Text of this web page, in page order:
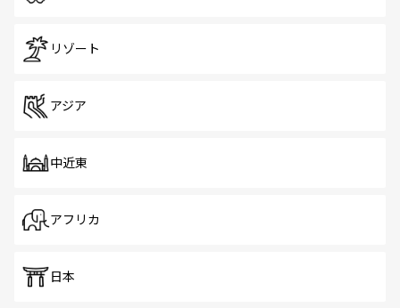
リゾート
アジア
中近東
アフリカ
日本